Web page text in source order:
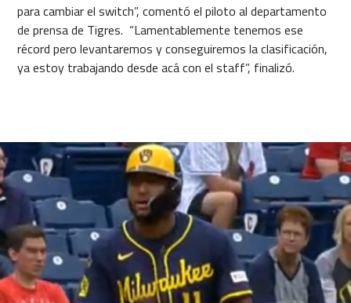
para cambiar el switch”, comentó el piloto al departamento
de prensa de Tigres. “Lamentablemente tenemos ese
récord pero levantaremos y conseguiremos la clasificación,
ya estoy trabajando desde acá con el staff”, finalizó.